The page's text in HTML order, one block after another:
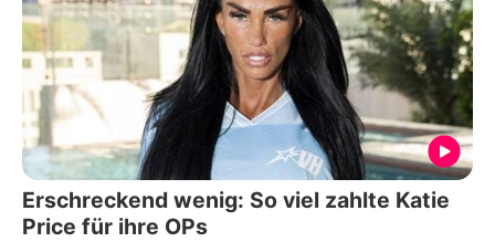
Erschreckend wenig: So viel zahlte Katie
Price für ihre OPs